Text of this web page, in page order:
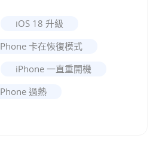
iOS 18 升級
卡在恢復模式
iPhone 一直重開機
過熱